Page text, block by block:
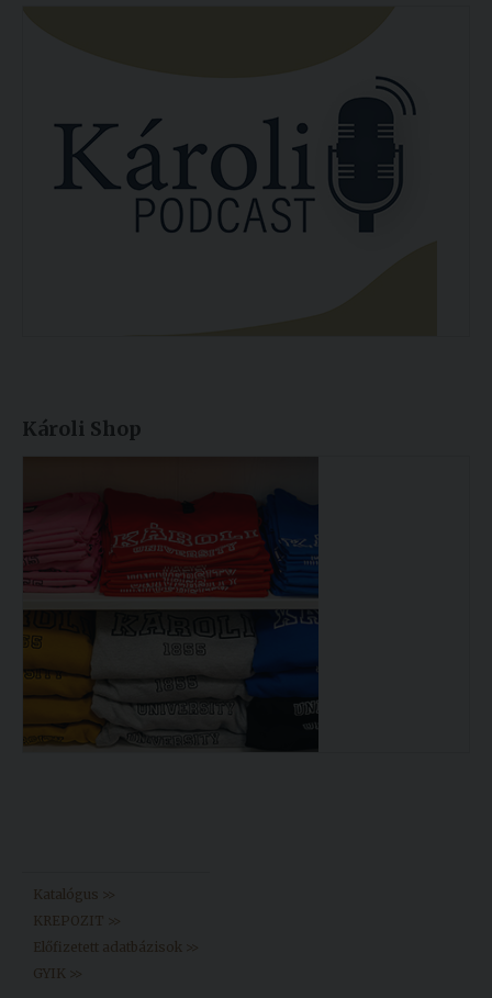
Károli Shop
Katalógus >>
KREPOZIT >>
Előfizetett adatbázisok >>
GYIK >>